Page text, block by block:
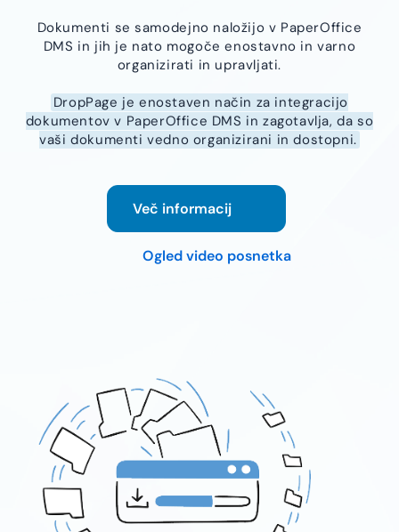
Dokumenti se samodejno naložijo v PaperOffice
DMS in jih je nato mogoče enostavno in varno
organizirati in upravljati.
DropPage je enostaven način za integracijo
dokumentov v PaperOffice DMS in zagotavlja, da so
vaši dokumenti vedno organizirani in dostopni.
Več informacij
Ogled video posnetka